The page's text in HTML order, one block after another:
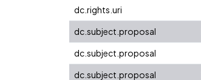
dc.rights.uri
dc.subject.proposal
dc.subject.proposal
dc.subject.proposal